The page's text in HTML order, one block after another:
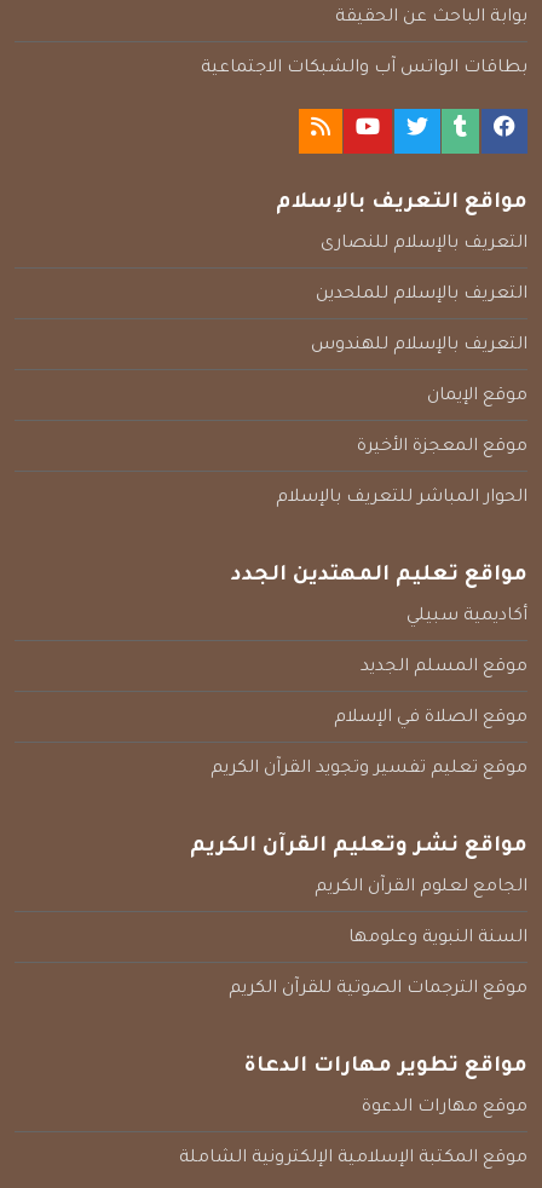
بوابة الباحث عن الحقيقة
بطاقات الواتس آب والشبكات الاجتماعية
مواقع التعريف بالإسلام
التعريف بالإسلام للنصارى
التعريف بالإسلام للملحدين
التعريف بالإسلام للهندوس
موقع الإيمان
موقع المعجزة الأخيرة
الحوار المباشر للتعريف بالإسلام
مواقع تعليم المهتدين الجدد
أكاديمية سبيلي
موقع المسلم الجديد
موقع الصلاة في الإسلام
موقع تعليم تفسير وتجويد القرآن الكريم
مواقع نشر وتعليم القرآن الكريم
الجامع لعلوم القرآن الكريم
السنة النبوية وعلومها
موقع الترجمات الصوتية للقرآن الكريم
مواقع تطوير مهارات الدعاة
موقع مهارات الدعوة
موقع المكتبة الإسلامية الإلكترونية الشاملة